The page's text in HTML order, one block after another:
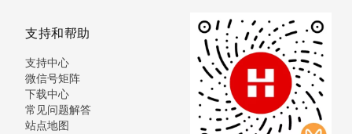
支持和帮助
支持中心
微信号矩阵
下载中心
常见问题解答
站点地图